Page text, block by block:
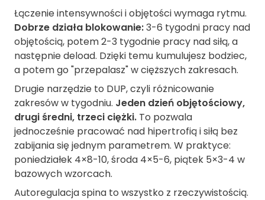
Łączenie intensywności i objętości wymaga rytmu.
Dobrze działa blokowanie:3-6 tygodni pracy nad
objętością, potem 2-3 tygodnie pracy nad siłą, a
następnie deload. Dzięki temu kumulujesz bodziec,
a potem go "przepalasz" w cięższych zakresach.
Drugie narzędzie to DUP, czyli różnicowanie
zakresów w tygodniu. Jeden dzień objętościowy,
drugi średni, trzeci ciężki. To pozwala
jednocześnie pracować nad hipertrofią i siłą bez
zabijania się jednym parametrem. W praktyce:
poniedziałek 4×8-10, środa 4×5-6, piątek 5×3-4 w
bazowych wzorcach.
Autoregulacja spina to wszystko z rzeczywistością.